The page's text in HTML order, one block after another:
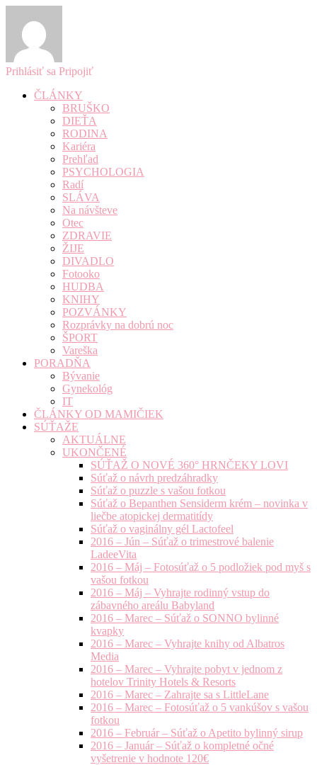
Prihlásiť sa Pripojiť
ČLÁNKY
BRUŠKO
DIEŤA
RODINA
Kariéra
Prehľad
PSYCHOLOGIA
Radí
SLÁVA
Na návšteve
Otec
ZDRAVIE
ŽIJE
DIVADLO
Fotooko
HUDBA
KNIHY
POZVÁNKY
Rozprávky na dobrú noc
ŠPORT
Vareška
PORADŇA
Bývanie
Gynekológ
IT
ČLÁNKY OD MAMIČIEK
SÚŤAŽE
AKTUÁLNE
UKONČENÉ
SÚŤAŽ O NOVÉ 360° HRNČEKY LOVI
Súťaž o návrh predzáhradky
Súťaž o puzzle s vašou fotkou
Súťaž o Bepanthen Sensiderm krém – novinka v
liečbe atopickej dermatitídy
Súťaž o vaginálny gél Lactofeel
2016 – Jún – Súťaž o trimestrové balenie
LadeeVita
2016 – Máj – Fotosúťaž o 5 podložiek pod myš s
vašou fotkou
2016 – Máj – Vyhrajte rodinný vstup do
zábavného areálu Babyland
2016 – Marec – Súťaž o SONNO bylinné
kvapky
2016 – Marec – Vyhrajte knihy od Albatros
Media
2016 – Marec – Vyhrajte pobyt v jednom z
hotelov Trinity Hotels & Resorts
2016 – Marec – Zahrajte sa s LittleLane
2016 – Marec – Fotosúťaž o 5 vankúšov s vašou
fotkou
2016 – Február – Súťaž o Apetito bylinný sirup
2016 – Január – Súťaž o kompletné očné
vyšetrenie v hodnote 120€